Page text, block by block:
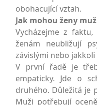
obohacující vztah.
Jak mohou ženy
Vycházejme z
ženám neubližují
závislými nebo
V první řadě je
empaticky. Jde o
druhého. Důležitá je
Muži potřebují